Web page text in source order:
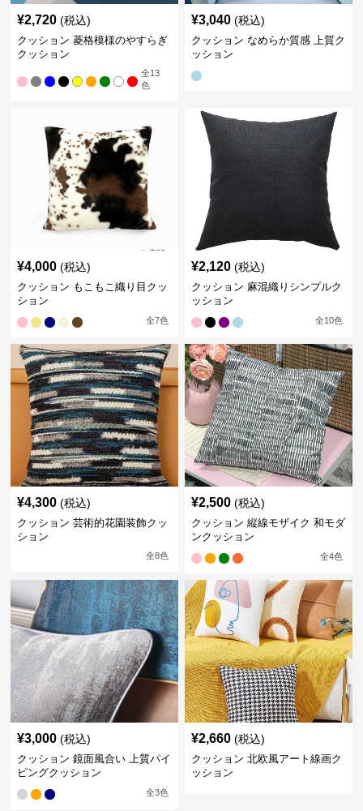
¥2,720 (税込)
クッション 菱格模様のやすらぎ
クッション
全13
色
¥3,040 (税込)
クッション なめらか質感 上質ク
ッション
¥4,000 (税込)
クッション もこもこ織り目クッ
ション
全7色
¥2,120 (税込)
クッション 麻混織りシンプルク
ッション
全10色
¥4,300 (税込)
クッション 芸術的花園装飾クッ
ション
全8色
¥2,500 (税込)
クッション 縦線モザイク 和モダ
ンクッション
全4色
¥3,000 (税込)
クッション 鏡面風合い 上質パイ
ピングクッション
全3色
¥2,660 (税込)
クッション 北欧風アート線画ク
ッション